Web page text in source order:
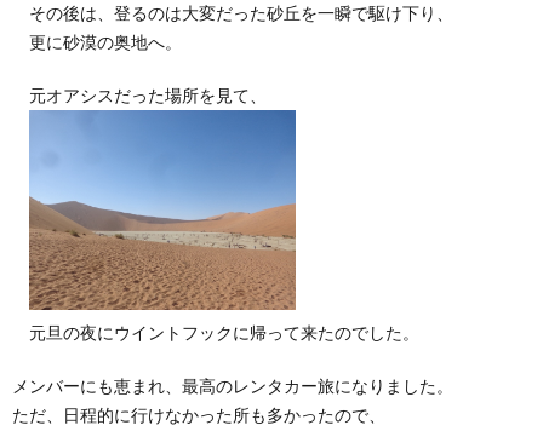
その後は、登るのは大変だった砂丘を一瞬で駆け下り、
更に砂漠の奥地へ。
元オアシスだった場所を見て、
元旦の夜にウイントフックに帰って来たのでした。
メンバーにも恵まれ、最高のレンタカー旅になりました。
ただ、日程的に行けなかった所も多かったので、